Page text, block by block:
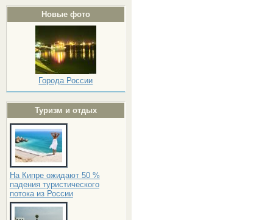
Новые фото
Города России
Туризм и отдых
На Кипре ожидают 50 %
падения туристического
потока из России